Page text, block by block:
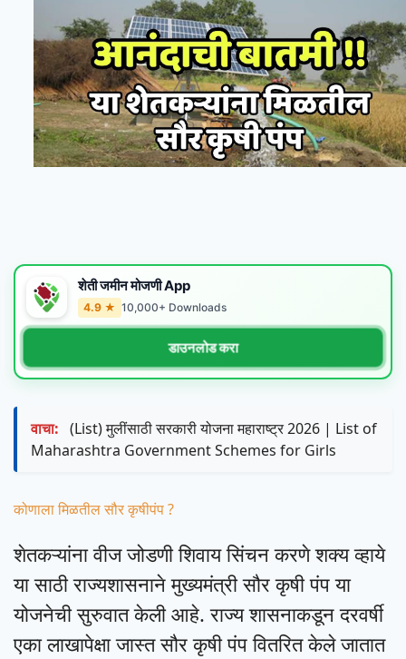
शेती जमीन मोजणी App
4.9 ★ 10,000+ Downloads
डाउनलोड करा
वाचा: (List) मुलींसाठी सरकारी योजना महाराष्ट्र 2026 | List of
Maharashtra Government Schemes for Girls
कोणाला मिळतील सौर कृषीपंप ?
शेतकऱ्यांना वीज जोडणी शिवाय सिंचन करणे शक्य व्हाये
या साठी राज्यशासनाने मुख्यमंत्री सौर कृषी पंप या
योजनेची सुरुवात केली आहे. राज्य शासनाकडून दरवर्षी
एका लाखापेक्षा जास्त सौर कृषी पंप वितरित केले जातात